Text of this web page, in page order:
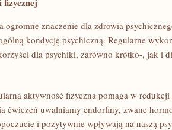
ogromne ⁢znaczenie dla zdrowia
kondycję psychiczną. Regularne
dla psychiki, zarówno krótko-, jak i
aktywność fizyczna pomaga w
ćwiczeń uwalniamy endorfiny, zwane
i pozytywnie wpływają na ‍naszą